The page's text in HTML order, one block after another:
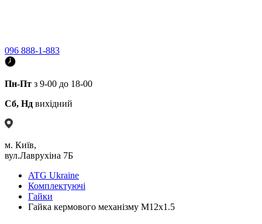
096 888-1-883
Пн-Пт з 9-00 до 18-00
Сб, Нд вихідний
м. Київ,
вул.Лаврухіна 7Б
ATG Ukraine
Комплектуючі
Гайки
Гайка кермового механізму M12x1.5